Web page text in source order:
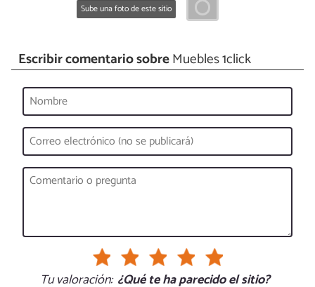
Sube una foto de este sitio
Escribir comentario sobreMuebles 1click
Tu valoración: ¿Qué te ha parecido el sitio?